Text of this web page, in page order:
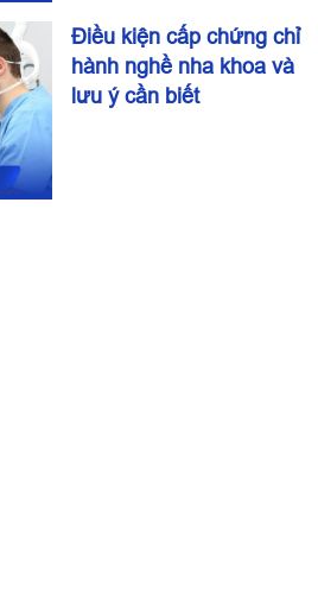
Điều kiện cấp chứng chỉ
hành nghề nha khoa và
lưu ý cần biết